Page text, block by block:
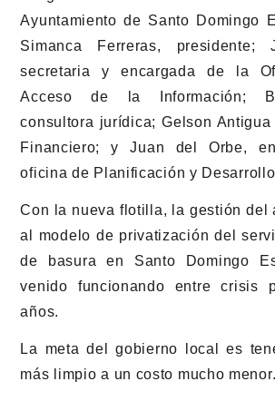
Ayuntamiento de Santo Domingo
Simanca Ferreras, presidente;
secretaria y encargada de la
Acceso de la Información;
consultora jurídica; Gelson
Financiero; y Juan del Orbe,
oficina de Planificación y
Con la nueva flotilla, la gestión del
al modelo de privatización del
de basura en Santo Domingo
venido funcionando entre crisis
años.
La meta del gobierno local es
más limpio a un costo mucho menor.